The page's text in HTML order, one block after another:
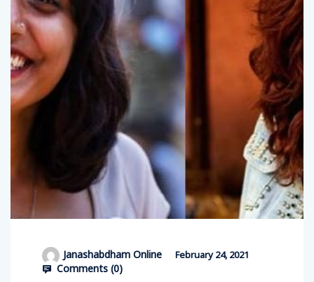
Janashabdham Online February 24, 2021
Comments (0)